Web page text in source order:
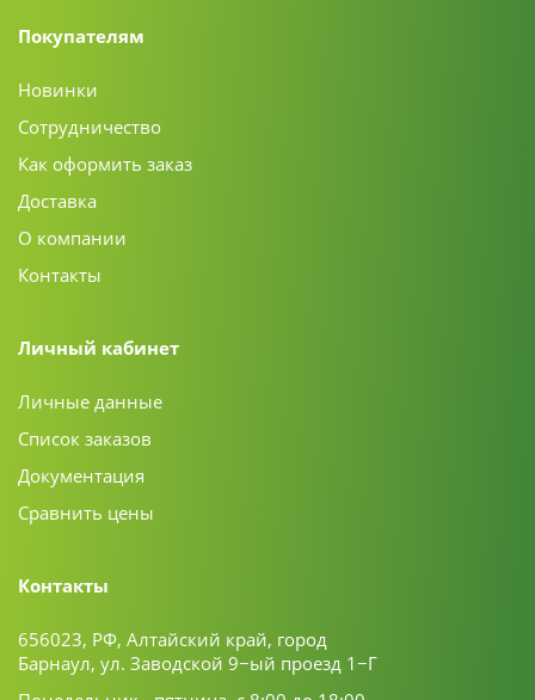
Покупателям
Новинки
Сотрудничество
Как оформить заказ
Доставка
О компании
Контакты
Личный кабинет
Личные данные
Список заказов
Документация
Сравнить цены
Контакты
656023, РФ, Алтайский край, город
Барнаул, ул. Заводской 9−ый проезд 1−Г